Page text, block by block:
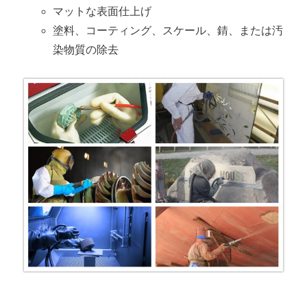
マットな表面仕上げ
塗料、コーティング、スケール、錆、または汚
染物質の除去